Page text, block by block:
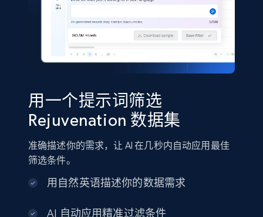
Product name, Description, Initial price, Final
price, Currency, In stock, Color, Size, and more.
eCommerce
2.8K+ 388+
Amazon sellers info
Seller id, URL, Seller name, Description, Detailed
info, Stars, Feedbacks, Return policy, and more.
用一个提示词筛选
Rejuvenation 数据集
准确描述你的需求，让 AI 在几秒内自动应用最佳
筛选条件。
用自然英语描述你的数据需求
AI 自动应用精准过滤条件